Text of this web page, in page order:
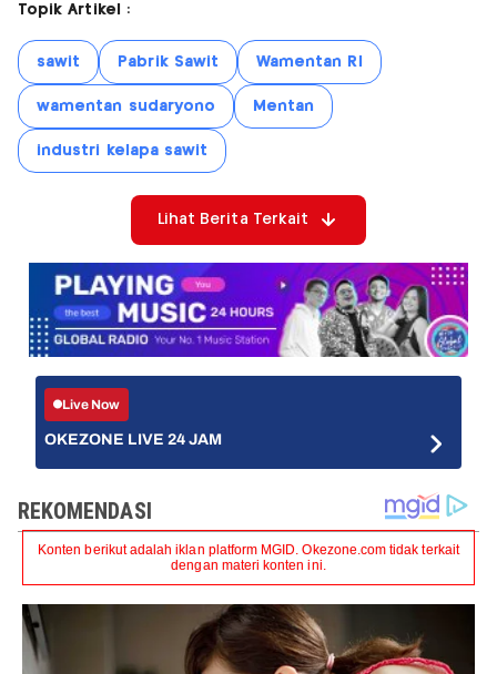
Topik Artikel :
sawit Pabrik Sawit Wamentan RI
wamentan sudaryono Mentan
industri kelapa sawit
Lihat Berita Terkait
Live Now
OKEZONE LIVE 24 JAM